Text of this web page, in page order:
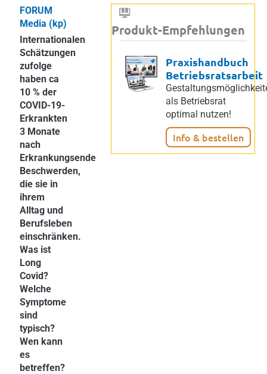
FORUM
Media (kp)
Internationalen
Schätzungen
zufolge
haben ca
10 % der
COVID-19-
Erkrankten
3 Monate
nach
Erkrankungsende
Beschwerden,
die sie in
ihrem
Alltag und
Berufsleben
einschränken.
Was ist
Long
Covid?
Welche
Symptome
sind
typisch?
Wen kann
es
betreffen?
Produkt-Empfehlungen
Praxishandbuch
Betriebsratsarbeit
als Betriebsrat
optimal nutzen!
Info & bestellen